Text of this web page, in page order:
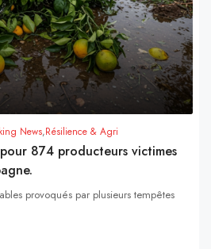
News,Résilience & Agri
874 producteurs victimes
provoqués par plusieurs tempêtes